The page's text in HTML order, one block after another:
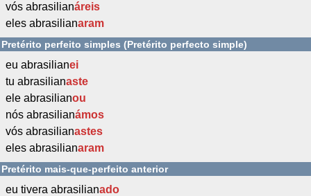
vós abrasilianáreis
eles abrasilianaram
Pretérito perfeito simples (Pretérito perfecto simple)
eu abrasilianei
tu abrasilianaste
ele abrasilianou
nós abrasilianámos
vós abrasilianastes
eles abrasilianaram
Pretérito mais-que-perfeito anterior
eu tivera abrasilianado